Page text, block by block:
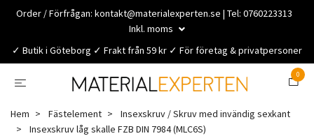
Order / Förfrågan: kontakt@materialexperten.se | Tel: 0760223313
Inkl. moms
✓ Butik i Göteborg ✓ Frakt från 59 kr ✓ För företag & privatpersoner
0
Hem Fästelement
Insexskruv / Skruv med invändig sexkant
Insexskruv låg skalle FZB DIN 7984 (MLC6S)